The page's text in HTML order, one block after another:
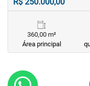
360,00 m²
Área principal